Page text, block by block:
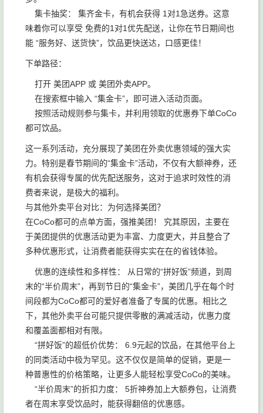
集卡抽奖： 集齐金卡，有机会获得 1对1急送券。这意
味着你可以享受 免费的1对1优先配送，让你在节日期间也
能 “服务好、送货快”，饮品更快送达，口感更佳！
下单路径：
打开 美团APP 或 美团外卖APP。
在搜索框中输入 “集金卡”，即可进入活动页面。
按照活动规则参与集卡，并利用领取的优惠券下单CoCo
都可饮品。
这一系列活动，充分展现了美团在外卖优惠领域的强大实
力。特别是春节期间的“集金卡”活动，不仅有大额神券，还
有机会获得专属的优先配送服务，这对于追求时效性的消
费者来说，是极大的福利。
与其他外卖平台对比：为何选择美团？
在CoCo都可的点单方面，强推美团！ 究其原因，主要在
于美团提供的优惠活动更为丰富、力度更大，并且整合了
多种优惠形式，让消费者能获得实实在在的省钱体验。
优惠的连续性和多样性： 从日常的“拼好饭”频道，到周
末的“半价周末”，再到节日的“集金卡”，美团几乎在每个时
间段都为CoCo都可的爱好者准备了专属的优惠。相比之
下，其他外卖平台可能只提供零散的满减活动，优惠力度
和覆盖面都相对有限。
“拼好饭”的超低价优势： 6.9元起的饮品，在其他平台上
的同类活动中极为罕见。这不仅仅是简单的促销，更是一
种普惠性的价格策略，让更多人能轻松享受CoCo的美味。
“半价周末”的折扣力度： 5折神券加上大额券包，让消费
者在周末享受饮品时，能获得翻倍的优惠感。